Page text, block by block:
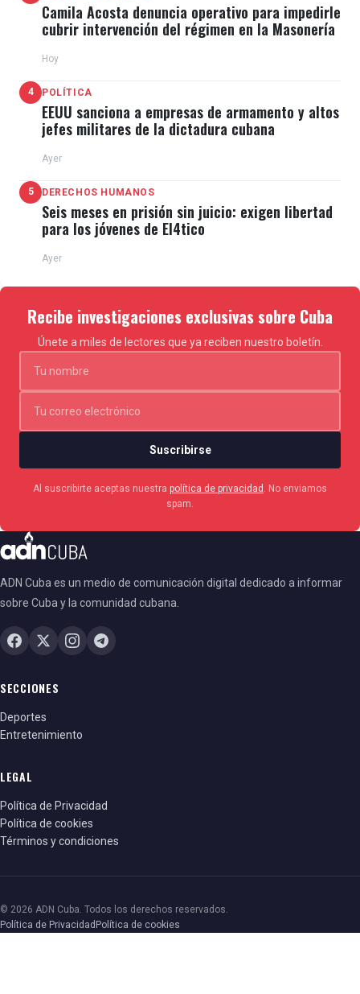
Camila Acosta denuncia operativo para impedirle
cubrir intervención del régimen en la Masonería
Hoy
4 POLÍTICA
EEUU sanciona a empresas de armamento y altos
jefes militares de la dictadura cubana
Ayer
5 DERECHOS HUMANOS
Seis meses en prisión sin juicio: exigen libertad
para los jóvenes de El4tico
Ayer
Recibe investigaciones exclusivas sobre Cuba
Únete a miles de lectores que ya reciben nuestro boletín.
Suscribirse
Al suscribirte aceptas nuestra política de privacidad . No enviamos
spam.
ADN Cuba es un medio de comunicación digital dedicado a informar
sobre Cuba y la comunidad cubana.
SECCIONES
Deportes
Entretenimiento
LEGAL
Política de Privacidad
Política de cookies
Términos y condiciones
© 2026 ADN Cuba. Todos los derechos reservados.
Política de Privacidad Política de cookies